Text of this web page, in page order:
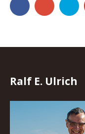
Ralf E. Ulrich